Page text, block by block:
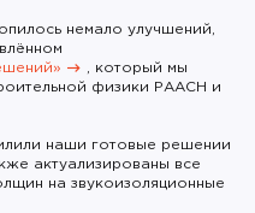
немало улучшений,
, который мы
физики РААСН и
наши готовые решении
актуализированы все
на звукоизоляционные